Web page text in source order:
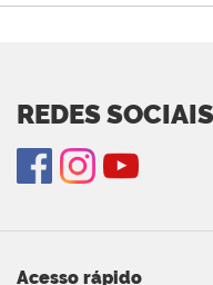
REDES SOCIAIS
Acesso rápido